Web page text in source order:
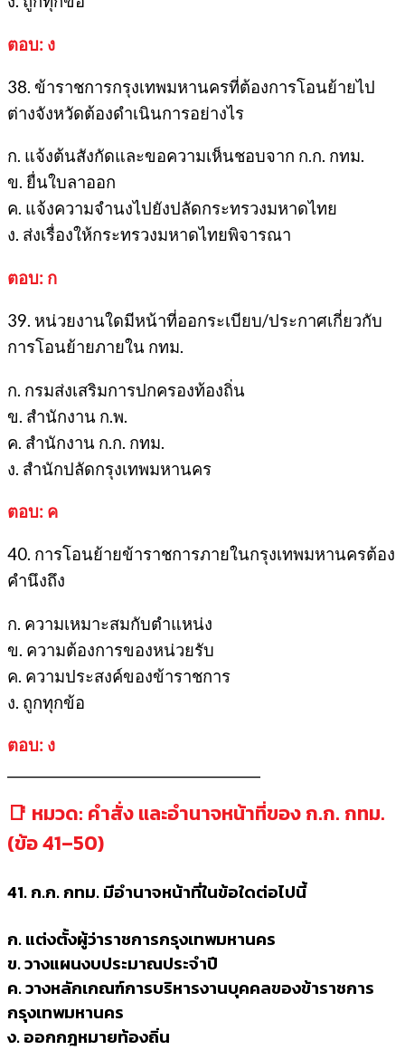
ตอบ: ง
38. ข้าราชการกรุงเทพมหานครที่ต้องการโอนย้ายไป
ต่างจังหวัดต้องดำเนินการอย่างไร
ก. แจ้งต้นสังกัดและขอความเห็นชอบจาก ก.ก. กทม.
ข. ยื่นใบลาออก
ค. แจ้งความจำนงไปยังปลัดกระทรวงมหาดไทย
ง. ส่งเรื่องให้กระทรวงมหาดไทยพิจารณา
ตอบ: ก
39. หน่วยงานใดมีหน้าที่ออกระเบียบ/ประกาศเกี่ยวกับ
การโอนย้ายภายใน กทม.
ก. กรมส่งเสริมการปกครองท้องถิ่น
ข. สำนักงาน ก.พ.
ค. สำนักงาน ก.ก. กทม.
ง. สำนักปลัดกรุงเทพมหานคร
ตอบ: ค
40. การโอนย้ายข้าราชการภายในกรุงเทพมหานครต้อง
คำนึงถึง
ก. ความเหมาะสมกับตำแหน่ง
ข. ความต้องการของหน่วยรับ
ค. ความประสงค์ของข้าราชการ
ง. ถูกทุกข้อ
ตอบ: ง
📑 หมวด: คำสั่ง และอำนาจหน้าที่ของ ก.ก. กทม.
(ข้อ 41–50)
41. ก.ก. กทม. มีอำนาจหน้าที่ในข้อใดต่อไปนี้
ก. แต่งตั้งผู้ว่าราชการกรุงเทพมหานคร
ข. วางแผนงบประมาณประจำปี
ค. วางหลักเกณฑ์การบริหารงานบุคคลของข้าราชการ
กรุงเทพมหานคร
ง. ออกกฎหมายท้องถิ่น